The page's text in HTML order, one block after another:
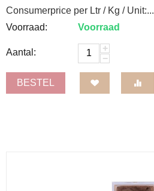
Consumerprice per Ltr / Kg / Unit:...
Voorraad:
Voorraad
Aantal:
+
−
BESTEL